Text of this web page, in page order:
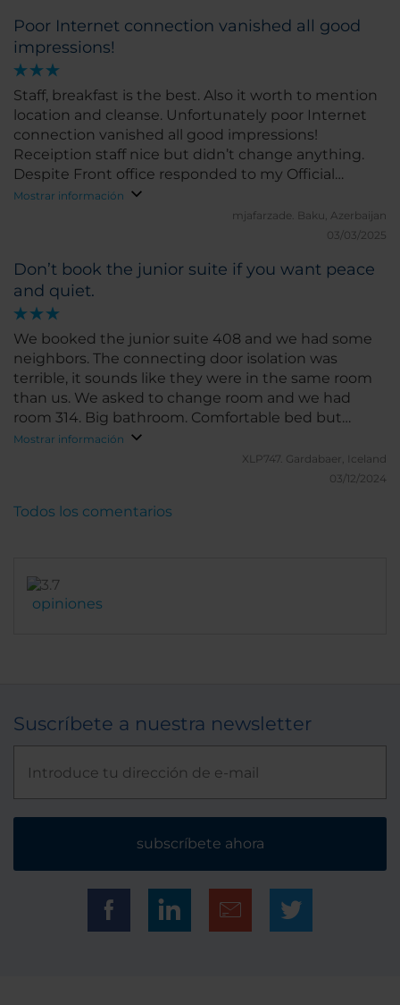
Poor Internet connection vanished all good
impressions!
Staff, breakfast is the best. Also it worth to mention
location and cleanse. Unfortunately poor Internet
connection vanished all good impressions!
Receiption staff nice but didn’t change anything.
Despite Front office responded to my Official
complaint and sent engineer- overall nothing
changed. It was my the 2nd staff within a month
Mostrar información
mjafarzade. Baku, Azerbaijan
03/03/2025
Don’t book the junior suite if you want peace
and quiet.
We booked the junior suite 408 and we had some
neighbors. The connecting door isolation was
terrible, it sounds like they were in the same room
than us. We asked to change room and we had
room 314. Big bathroom. Comfortable bed but
terrible air conditioning system. Which was in fact
hot in the room and was sleeping on and off.
Mostrar información
XLP747. Gardabaer, Iceland
03/12/2024
opiniones
Todos los comentarios
Suscríbete a nuestra newsletter
subscríbete ahora